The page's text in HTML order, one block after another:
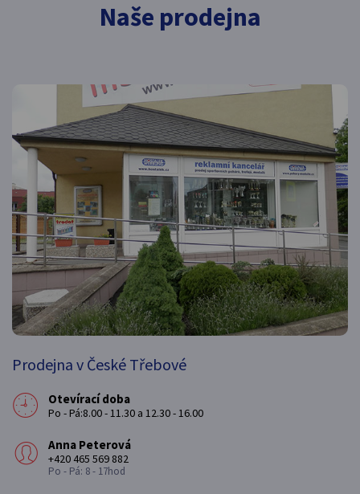
Naše prodejna
Prodejna v České Třebové
Otevírací doba
Po - Pá:8.00 - 11.30 a 12.30 - 16.00
Anna Peterová
+420 465 569 882
Po - Pá: 8 - 17hod